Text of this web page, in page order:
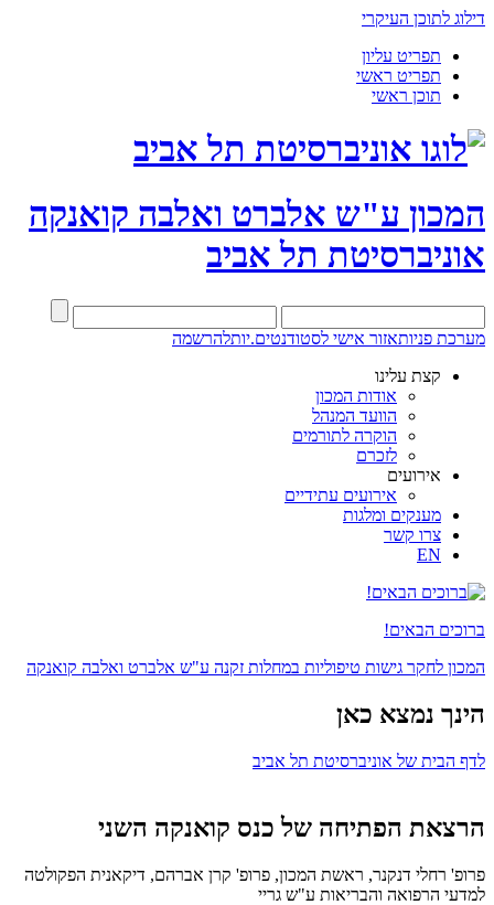
דילוג לתוכן העיקרי
תפריט עליון
תפריט ראשי
תוכן ראשי
המכון ע"ש אלברט ואלבה קואנקה
אוניברסיטת תל אביב
מערכת פניותאזור אישי לסטודנטים.יותלהרשמה
קצת עלינו
אודות המכון
הוועד המנהל
הוקרה לתורמים
לזכרם
אירועים
אירועים עתידיים
מענקים ומלגות
צרו קשר
EN
ברוכים הבאים!
המכון לחקר גישות טיפוליות במחלות זקנה ע"ש אלברט ואלבה קואנקה
הינך נמצא כאן
לדף הבית של אוניברסיטת תל אביב
הרצאת הפתיחה של כנס קואנקה השני
פרופ' רחלי דנקנר, ראשת המכון, פרופ' קרן אברהם, דיקאנית הפקולטה
למדעי הרפואה והבריאות ע"ש גריי